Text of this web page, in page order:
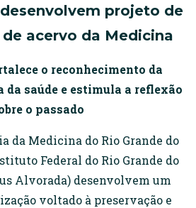
desenvolvem projeto de
acervo da Medicina
o reconhecimento da
saúde e estimula a reflexão
o passado
da Medicina do Rio Grande do
Federal do Rio Grande do
Alvorada) desenvolvem um
voltado à preservação e